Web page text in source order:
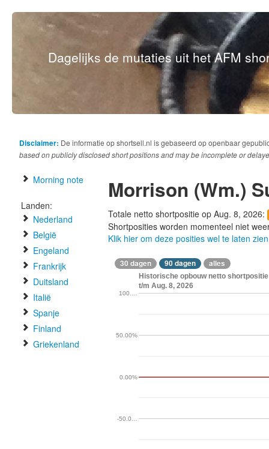
Dagelijks de mutaties uit het AFM
Disclaimer: De informatie op shortsell.nl is gebaseerd op openbaar
based on publicly disclosed short positions and may be incomplete or
Morning note
Landen:
Nederland
België
Engeland
Frankrijk
Duitsland
Italië
Spanje
Finland
Griekenland
Morrison (Wm.)
Totale netto shortpositie op Aug. 8, 2026:
Shortposities worden momenteel niet
Klik hier om deze posities wel te laten zien
30 dagen 90 dagen alles
Historische opbouw netto
t/m Aug. 8, 2026
-50.0…
0.00%
50.00%
100.…